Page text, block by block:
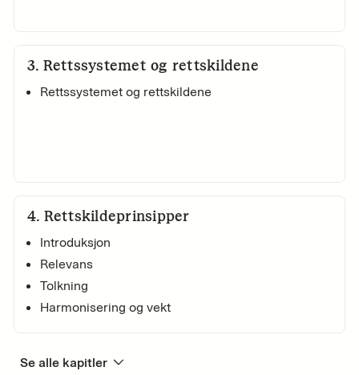
3. Rettssystemet og rettskildene
Rettssystemet og rettskildene
4. Rettskildeprinsipper
Introduksjon
Relevans
Tolkning
Harmonisering og vekt
Se alle kapitler